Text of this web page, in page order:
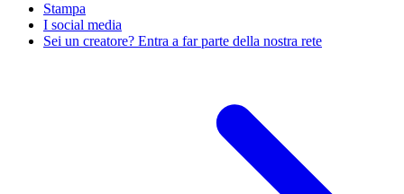
Stampa
I social media
Sei un creatore? Entra a far parte della nostra rete